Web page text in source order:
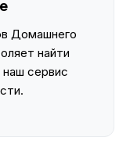
Домашнего
найти
сервис